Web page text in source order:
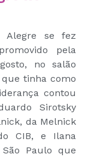
Alegre se fez
pela
no salão
que tinha como
contou
Sirotsky
da Melnick
CIB, e Ilana
Paulo que